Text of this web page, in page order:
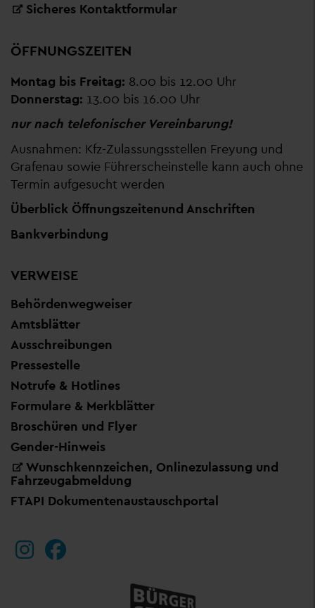
Sicheres Kontaktformular
ÖFFNUNGSZEITEN
Montag bis Freitag: 8.00 bis 12.00 Uhr
Donnerstag: 13.00 bis 16.00 Uhr
nur nach telefonischer Vereinbarung!
Ausnahmen: Kfz-Zulassungsstellen Freyung und
Grafenau sowie Führerscheinstelle kann auch ohne
Termin aufgesucht werden
Überblick Öffnungszeitenund Anschriften
Bankverbindung
VERWEISE
Behördenwegweiser
Amtsblätter
Ausschreibungen
Pressestelle
Notrufe & Hotlines
Formulare & Merkblätter
Broschüren und Flyer
Gender-Hinweis
Wunschkennzeichen, Onlinezulassung und
Fahrzeugabmeldung
FTAPI Dokumentenaustauschportal